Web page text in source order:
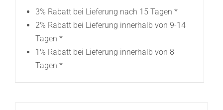
3% Rabatt bei Lieferung nach 15 Tagen *
2% Rabatt bei Lieferung innerhalb von 9-14
Tagen *
1% Rabatt bei Lieferung innerhalb von 8
Tagen *